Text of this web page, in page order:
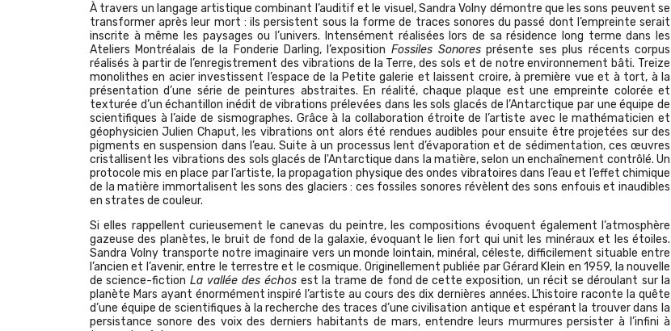
À travers un langage artistique combinant l’auditif et le visuel, Sandra Volny démontre que les sons peuvent se
transformer après leur mort : ils persistent sous la forme de traces sonores du passé dont l’empreinte serait
inscrite à même les paysages ou l’univers. Intensément réalisées lors de sa résidence long terme dans les
Ateliers Montréalais de la Fonderie Darling, l’exposition Fossiles Sonores présente ses plus récents corpus
réalisés à partir de l’enregistrement des vibrations de la Terre, des sols et de notre environnement bâti. Treize
monolithes en acier investissent l’espace de la Petite galerie et laissent croire, à première vue et à tort, à la
présentation d’une série de peintures abstraites. En réalité, chaque plaque est une empreinte colorée et
texturée d’un échantillon inédit de vibrations prélevées dans les sols glacés de l’Antarctique par une équipe de
scientifiques à l’aide de sismographes. Grâce à la collaboration étroite de l’artiste avec le mathématicien et
géophysicien Julien Chaput, les vibrations ont alors été rendues audibles pour ensuite être projetées sur des
pigments en suspension dans l’eau. Suite à un processus lent d’évaporation et de sédimentation, ces œuvres
cristallisent les vibrations des sols glacés de l'Antarctique dans la matière, selon un enchaînement contrôlé. Un
protocole mis en place par l’artiste, la propagation physique des ondes vibratoires dans l’eau et l’effet chimique
de la matière immortalisent les sons des glaciers : ces fossiles sonores révèlent des sons enfouis et inaudibles
en strates de couleur.
Si elles rappellent curieusement le canevas du peintre, les compositions évoquent également l’atmosphère
gazeuse des planètes, le bruit de fond de la galaxie, évoquant le lien fort qui unit les minéraux et les étoiles.
Sandra Volny transporte notre imaginaire vers un monde lointain, minéral, céleste, difficilement situable entre
l’ancien et l’avenir, entre le terrestre et le cosmique. Originellement publiée par Gérard Klein en 1959, la nouvelle
de science-fiction La vallée des échos est la trame de fond de cette exposition, un récit se déroulant sur la
planète Mars ayant énormément inspiré l’artiste au cours des dix dernières années. L’histoire raconte la quête
d’une équipe de scientifiques à la recherche des traces d’une civilisation antique et espérant la trouver dans la
persistance sonore des voix des derniers habitants de mars, entendre leurs murmures persister à l’infini à